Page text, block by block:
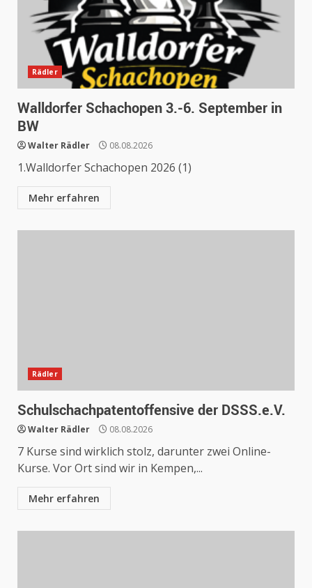
Rädler
Walldorfer Schachopen 3.-6. September in
BW
Walter Rädler 08.08.2026
1.Walldorfer Schachopen 2026 (1)
Mehr erfahren
Rädler
Schulschachpatentoffensive der DSSS.e.V.
Walter Rädler 08.08.2026
7 Kurse sind wirklich stolz, darunter zwei Online-
Kurse. Vor Ort sind wir in Kempen,...
Mehr erfahren